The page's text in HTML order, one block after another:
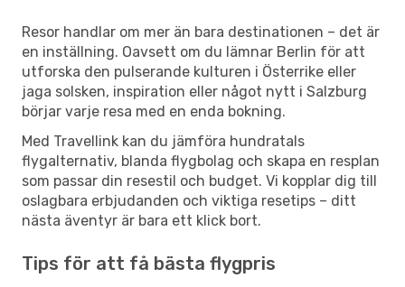
Resor handlar om mer än bara destinationen – det är
en inställning. Oavsett om du lämnar Berlin för att
utforska den pulserande kulturen i Österrike eller
jaga solsken, inspiration eller något nytt i Salzburg
börjar varje resa med en enda bokning.
Med Travellink kan du jämföra hundratals
flygalternativ, blanda flygbolag och skapa en resplan
som passar din resestil och budget. Vi kopplar dig till
oslagbara erbjudanden och viktiga resetips – ditt
nästa äventyr är bara ett klick bort.
Tips för att få bästa flygpris